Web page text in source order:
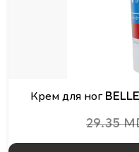
Крем для ног
29.35